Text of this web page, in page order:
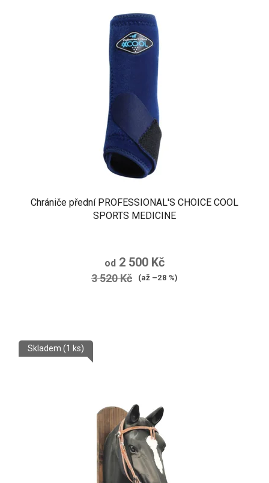
Chrániče přední PROFESSIONAL'S CHOICE COOL
SPORTS MEDICINE
od 2 500 Kč
3 520 Kč (až –28 %)
Skladem (1 ks)